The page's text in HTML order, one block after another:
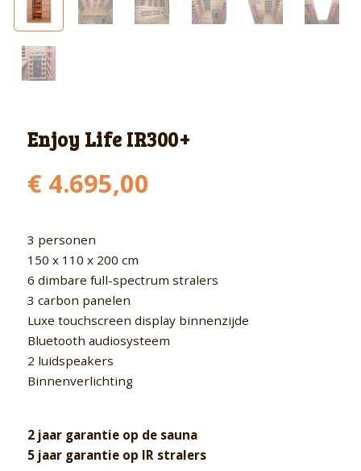
Enjoy Life IR300+
€ 4.695,00
3 personen
150 x 110 x 200 cm
6 dimbare full-spectrum stralers
3 carbon panelen
Luxe touchscreen display binnenzijde
Bluetooth audiosysteem
2 luidspeakers
Binnenverlichting
2 jaar garantie op de sauna
5 jaar garantie op IR stralers